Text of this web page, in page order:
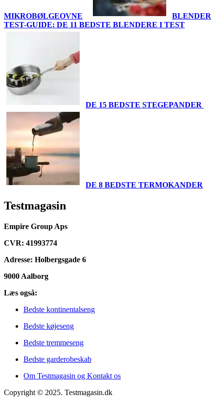
MIKROBØLGEOVNE
BLENDER
TEST-GUIDE: DE 11 BEDSTE BLENDERE I TEST
DE 15 BEDSTE STEGEPANDER
DE 8 BEDSTE TERMOKANDER
Testmagasin
Empire Group Aps
CVR: 41993774
Adresse: Holbergsgade 6
9000 Aalborg
Læs også:
Bedste kontinentalseng
Bedste køjeseng
Bedste tremmeseng
Bedste garderobeskab
Om Testmagasin og Kontakt os
Copyright © 2025. Testmagasin.dk